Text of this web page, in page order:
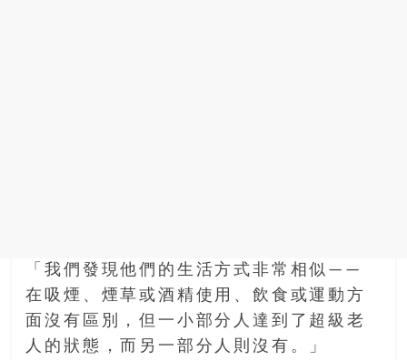
「我們發現他們的生活方式非常相似——
在吸煙、煙草或酒精使用、飲食或運動方
面沒有區別，但一小部分人達到了超級老
人的狀態，而另一部分人則沒有。」